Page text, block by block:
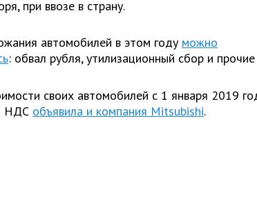
при ввозе в страну.
автомобилей в этом году можно
: обвал рубля, утилизационный сбор и прочие
своих автомобилей с 1 января 2019
НДС объявила и компания Mitsubishi.